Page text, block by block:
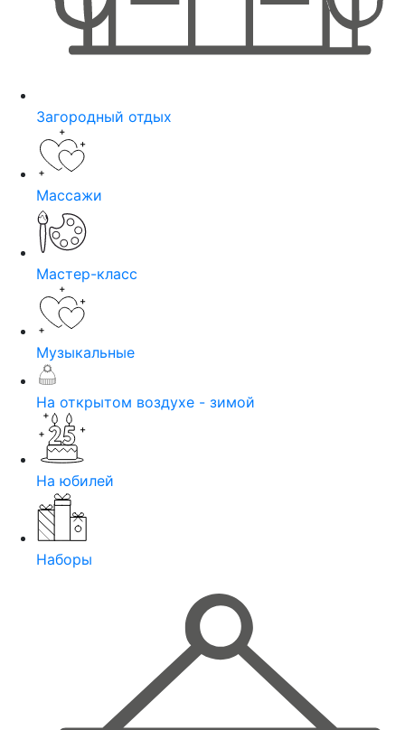
Загородный отдых
Массажи
Мастер-класс
Музыкальные
На открытом воздухе - зимой
На юбилей
Наборы